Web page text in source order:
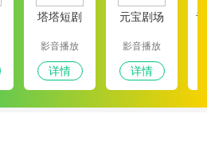
塔塔短剧
影音播放
详情
元宝剧场
影音播放
详情